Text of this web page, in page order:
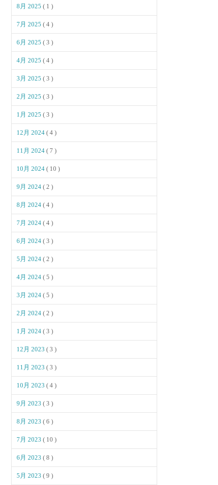
8月 2025( 1 )
7月 2025( 4 )
6月 2025( 3 )
4月 2025( 4 )
3月 2025( 3 )
2月 2025( 3 )
1月 2025( 3 )
12月 2024( 4 )
11月 2024( 7 )
10月 2024( 10 )
9月 2024( 2 )
8月 2024( 4 )
7月 2024( 4 )
6月 2024( 3 )
5月 2024( 2 )
4月 2024( 5 )
3月 2024( 5 )
2月 2024( 2 )
1月 2024( 3 )
12月 2023( 3 )
11月 2023( 3 )
10月 2023( 4 )
9月 2023( 3 )
8月 2023( 6 )
7月 2023( 10 )
6月 2023( 8 )
5月 2023( 9 )